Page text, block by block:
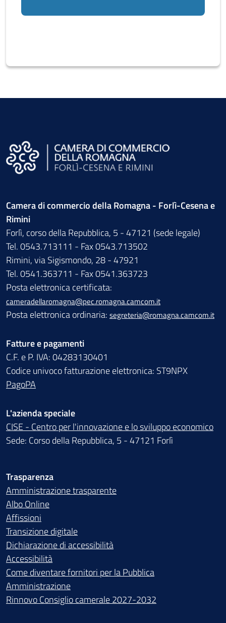
Camera di commercio della Romagna - Forlì-Cesena e
Rimini
Forlì, corso della Repubblica, 5 - 47121 (sede legale)
Tel. 0543.713111 - Fax 0543.713502
Rimini, via Sigismondo, 28 - 47921
Tel. 0541.363711 - Fax 0541.363723
Posta elettronica certificata:
cameradellaromagna@pec.romagna.camcom.it
Posta elettronica ordinaria: segreteria@romagna.camcom.it
Fatture e pagamenti
C.F. e P. IVA: 04283130401
Codice univoco fatturazione elettronica: ST9NPX
PagoPA
L'azienda speciale
CISE - Centro per l'innovazione e lo sviluppo economico
Sede: Corso della Repubblica, 5 - 47121 Forlì
Trasparenza
Amministrazione trasparente
Albo Online
Affissioni
Transizione digitale
Dichiarazione di accessibilità
Accessibilità
Come diventare fornitori per la Pubblica
Amministrazione
Rinnovo Consiglio camerale 2027-2032